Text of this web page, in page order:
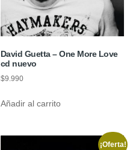
David Guetta – One More Love
cd nuevo
$9.990
Añadir al carrito
¡Oferta!